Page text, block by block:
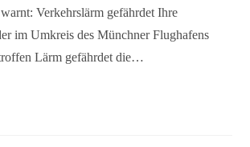
Verkehrslärm gefährdet Ihre
im Umkreis des Münchner Flughafens
Lärm gefährdet die…